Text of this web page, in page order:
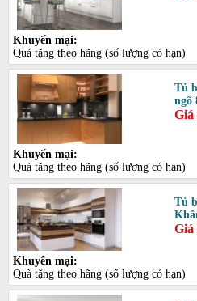
Khuyến mại:
Quà tặng theo hãng (số lượng có hạn)
Tủ
ngõ
Giá
Khuyến mại:
Quà tặng theo hãng (số lượng có hạn)
Tủ
Giá
Khuyến mại:
Quà tặng theo hãng (số lượng có hạn)